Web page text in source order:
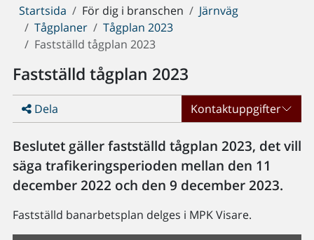
Du
är
här:
Startsida För dig i branschen
Järnväg
Tågplaner
Tågplan 2023
Fastställd tågplan 2023
Fastställd tågplan 2023
Dela Kontaktuppgifter
Beslutet gäller fastställd tågplan 2023, det vill
säga trafikeringsperioden mellan den 11
december 2022 och den 9 december 2023.
Fastställd banarbetsplan delges i MPK Visare.